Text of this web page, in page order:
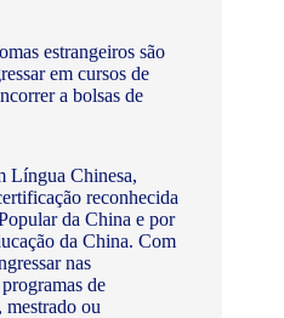
estrangeiros são
em cursos de
a bolsas de
Língua Chinesa,
reconhecida
da China e por
da China. Com
nas
de
mestrado ou